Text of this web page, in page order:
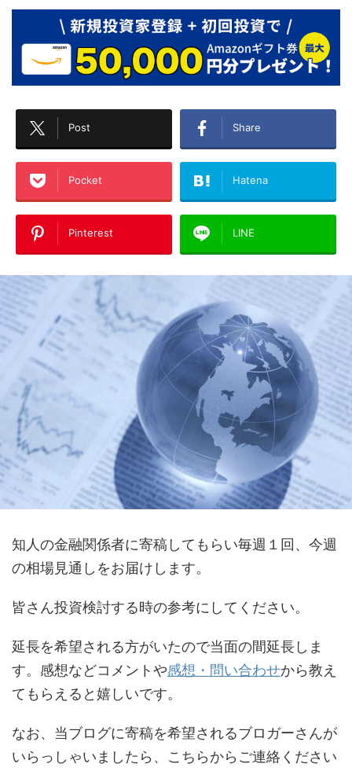
Post Share
Pocket Hatena
Pinterest LINE
知人の金融関係者に寄稿してもらい毎週１回、今週
の相場見通しをお届けします。
皆さん投資検討する時の参考にしてください。
延長を希望される方がいたので当面の間延長しま
す。感想などコメントや感想・問い合わせから教え
てもらえると嬉しいです。
なお、当ブログに寄稿を希望されるブロガーさんが
いらっしゃいましたら、こちらからご連絡ください